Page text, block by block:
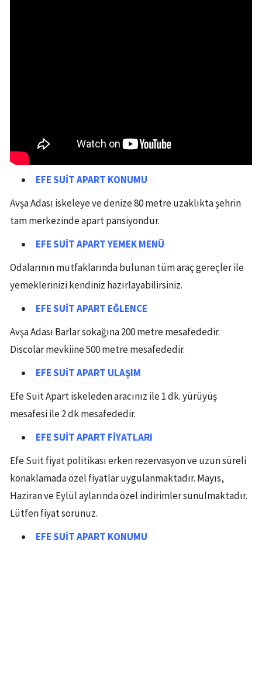
EFE SUİT APART KONUMU
Avşa Adası iskeleye ve denize 80 metre uzaklıkta şehrin
tam merkezinde apart pansiyondur.
EFE SUİT APARTYEMEK MENÜ
Odalarının mutfaklarında bulunan tüm araç gereçler ile
yemeklerinizi kendiniz hazırlayabilirsiniz.
EFE SUİT APART EĞLENCE
Avşa Adası Barlar sokağına 200 metre mesafededir.
Discolar mevkiine 500 metre mesafededir.
EFE SUİT APART ULAŞIM
Efe Suit Apart iskeleden aracınız ile 1 dk. yürüyüş
mesafesi ile 2 dk mesafededir.
EFE SUİT APART FİYATLARI
Efe Suit fiyat politikası erken rezervasyon ve uzun süreli
konaklamada özel fiyatlar uygulanmaktadır. Mayıs,
Haziran ve Eylül aylarında özel indirimler sunulmaktadır.
Lütfen fiyat sorunuz.
EFE SUİT APART KONUMU